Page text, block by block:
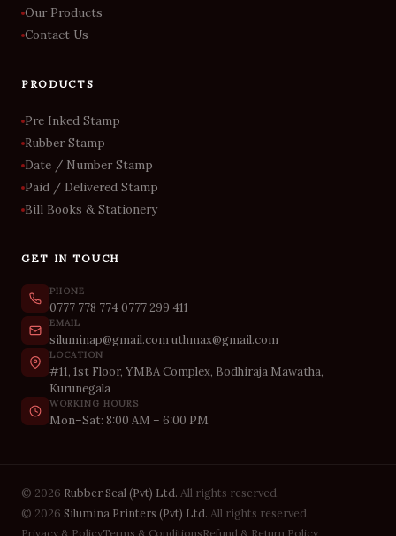
Our Products
Contact Us
PRODUCTS
Pre Inked Stamp
Rubber Stamp
Date / Number Stamp
Paid / Delivered Stamp
Bill Books & Stationery
GET IN TOUCH
PHONE
0777 778 7740777 299 411
EMAIL
siluminap@gmail.comuthmax@gmail.com
LOCATION
#11, 1st Floor, YMBA Complex, Bodhiraja Mawatha,
Kurunegala
WORKING HOURS
Mon–Sat: 8:00 AM – 6:00 PM
© 2026 Rubber Seal (Pvt) Ltd. All rights reserved.
© 2026 Silumina Printers (Pvt) Ltd. All rights reserved.
Privacy & PolicyTerms & ConditionsRefund & Return Policy